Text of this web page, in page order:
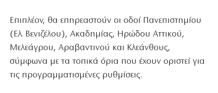
Επιπλέον, θα επηρεαστούν οι οδοί Πανεπιστημίου
(Ελ. Βενιζέλου), Ακαδημίας, Ηρώδου Αττικού,
Μελεάγρου, Αραβαντινού και Κλεάνθους,
σύμφωνα με τα τοπικά όρια που έχουν οριστεί για
τις προγραμματισμένες ρυθμίσεις.